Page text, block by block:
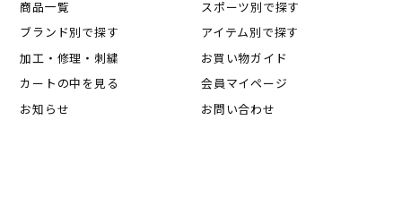
商品一覧
スポーツ別で探す
ブランド別で探す
アイテム別で探す
加工・修理・刺繍
お買い物ガイド
カートの中を見る
会員マイページ
お知らせ
お問い合わせ